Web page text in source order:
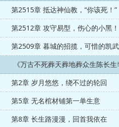
第2515章 抵达神仙教，“你该死！”
第2512章 攻守易型，伤心的小黑！
第2509章 暮城的招揽，可惜的凯武
《万古不死葬天葬地葬众生陈长
第2章 岁月悠悠，绕不过的轮回
第5章 无名棺材铺第一单生意
第8章 长生路漫漫，回首我依在